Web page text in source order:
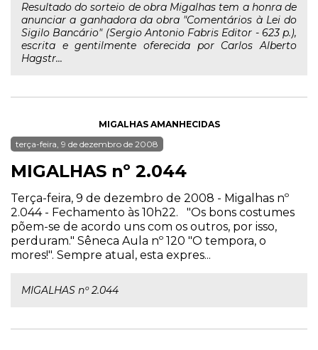
Resultado do sorteio de obra Migalhas tem a honra de
anunciar a ganhadora da obra "Comentários à Lei do
Sigilo Bancário" (Sergio Antonio Fabris Editor - 623 p.),
escrita e gentilmente oferecida por Carlos Alberto
Hagstr...
MIGALHAS AMANHECIDAS
terça-feira, 9 de dezembro de 2008
MIGALHAS nº 2.044
Terça-feira, 9 de dezembro de 2008 - Migalhas nº
2.044 - Fechamento às 10h22. "Os bons costumes
põem-se de acordo uns com os outros, por isso,
perduram." Sêneca Aula nº 120 "O tempora, o
mores!". Sempre atual, esta expres...
MIGALHAS nº 2.044